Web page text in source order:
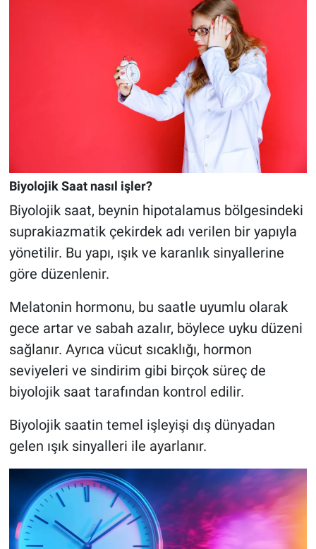
Biyolojik Saat nasıl işler?
Biyolojik saat, beynin hipotalamus bölgesindeki
suprakiazmatik çekirdek adı verilen bir yapıyla
yönetilir. Bu yapı, ışık ve karanlık sinyallerine
göre düzenlenir.
Melatonin hormonu, bu saatle uyumlu olarak
gece artar ve sabah azalır, böylece uyku düzeni
sağlanır. Ayrıca vücut sıcaklığı, hormon
seviyeleri ve sindirim gibi birçok süreç de
biyolojik saat tarafından kontrol edilir.
Biyolojik saatin temel işleyişi dış dünyadan
gelen ışık sinyalleri ile ayarlanır.